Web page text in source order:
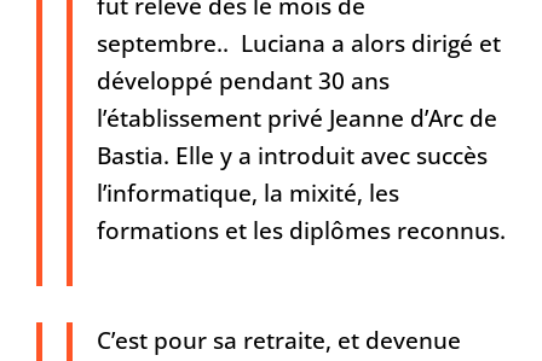
septembre.. Luciana a alors dirigé et
développé pendant 30 ans
l’établissement privé Jeanne d’Arc de
Bastia. Elle y a introduit avec succès
l’informatique, la mixité, les
formations et les diplômes reconnus.
C’est pour sa retraite, et devenue